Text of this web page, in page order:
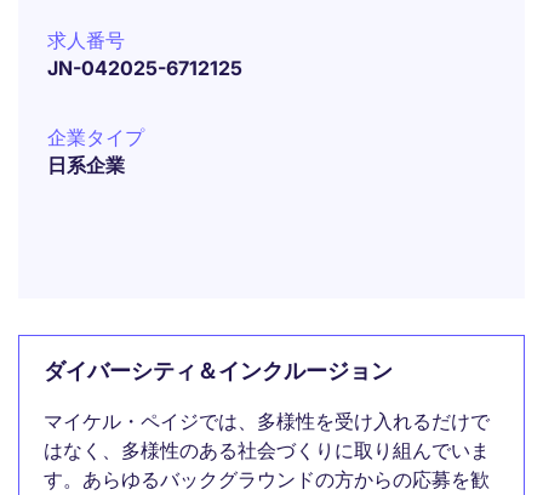
求人番号
JN-042025-6712125
企業タイプ
日系企業
ダイバーシティ＆インクルージョン
マイケル・ペイジでは、多様性を受け入れるだけで
はなく、多様性のある社会づくりに取り組んでいま
す。あらゆるバックグラウンドの方からの応募を歓